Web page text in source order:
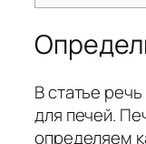
В статье
для печей.
определяем